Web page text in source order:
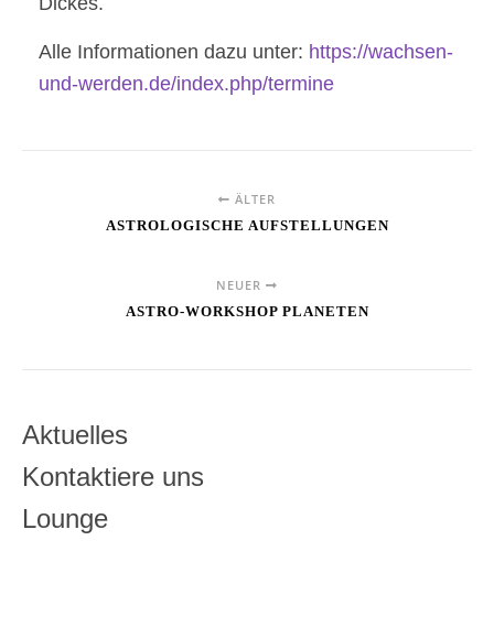
Alle Informationen dazu unter: https://wachsen-
und-werden.de/index.php/termine
ÄLTER
ASTROLOGISCHE AUFSTELLUNGEN
NEUER
ASTRO-WORKSHOP PLANETEN
Aktuelles
Kontaktiere uns
Lounge